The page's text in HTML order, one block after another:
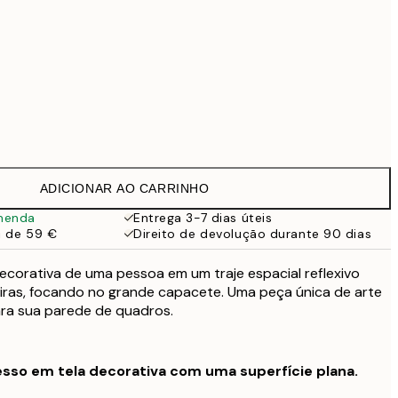
ADICIONAR AO CARRINHO
Entrega 3-7 dias úteis
de 59 €
Direito de devolução durante 90 dias
de uma pessoa em um traje espacial reflexivo
focando no grande capacete. Uma peça única de arte
sua parede de quadros.
em tela decorativa com uma superfície plana.